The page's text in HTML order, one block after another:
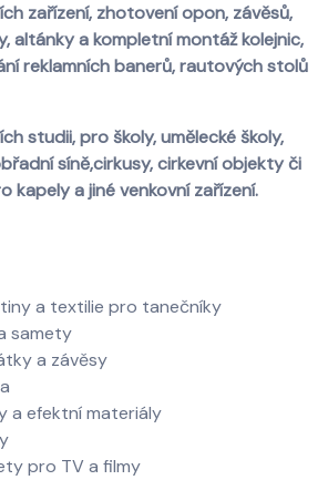
zařízení, zhotovení opon, závěsů,
altánky a kompletní montáž kolejnic,
reklamních banerů, rautových stolů
studii, pro školy, umělecké školy,
síně,cirkusy, cirkevní objekty či
kapely a jiné venkovní zařízení.
a textilie pro tanečníky
samety
a závěsy
a efektní materiály
pro TV a filmy